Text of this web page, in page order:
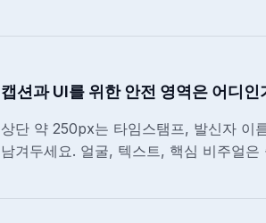
캡션과 UI를 위한 안전 영역은 어디인
상단 약 250px는 타임스탬프, 발신자 이
남겨두세요. 얼굴, 텍스트, 핵심 비주얼